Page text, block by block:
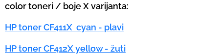
color toneri / boje X varijanta:
HP toner CF411X cyan - plavi
HP toner CF412X yellow - žuti